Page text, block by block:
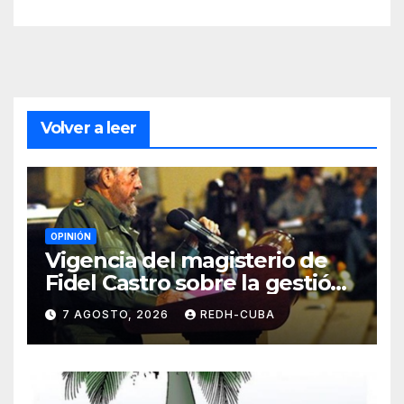
Volver a leer
OPINIÓN
Vigencia del magisterio de
Fidel Castro sobre la gestión
del liderazgo revolucionario.
Por Jorge Luís Guach Estévez
7 AGOSTO, 2026 REDH-CUBA